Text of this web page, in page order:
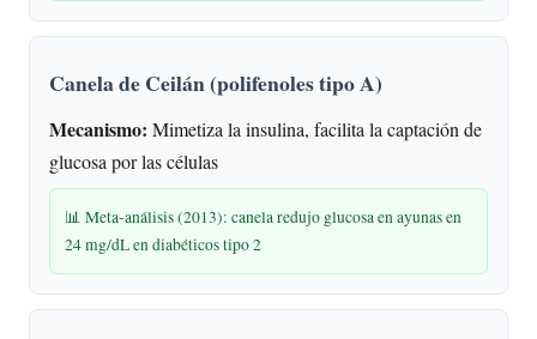
Canela de Ceilán (polifenoles tipo A)
Mecanismo: Mimetiza la insulina, facilita la captación de
glucosa por las células
📊 Meta-análisis (2013): canela redujo glucosa en ayunas en
24 mg/dL en diabéticos tipo 2